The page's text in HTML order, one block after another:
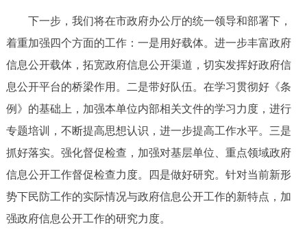
下一步，我们将在市政府办公厅的统一领导和部署下，
着重加强四个方面的工作：一是用好载体。进一步丰富政府
信息公开载体，拓宽政府信息公开渠道，切实发挥好政府信
息公开平台的桥梁作用。二是带好队伍。在学习贯彻好《条
例》的基础上，加强本单位内部相关文件的学习力度，进行
专题培训，不断提高思想认识，进一步提高工作水平。三是
抓好落实。强化督促检查，加强对基层单位、重点领域政府
信息公开工作督促检查力度。四是做好研究。针对当前新形
势下民防工作的实际情况与政府信息公开工作的新特点，加
强政府信息公开工作的研究力度。